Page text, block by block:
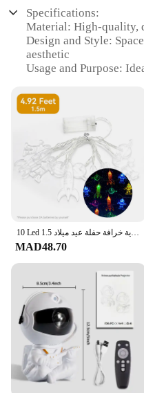
Specifications:
Material: High-quality,
Design and Style:
aesthetic
Usage and Purpose:
Performance and
lighting for a long-
Parts and Accessories:
components for easy
Applicable People:
families, and
space with a touch of
Features:
**Illuminate Your
Immerse yourself in the
with our space-themed
to transport you to the
not just a lighting
piece that captures the
of celestial charm to
looking to create a
or a sophisticated
party, these sets are
scenario.
MAD48.70